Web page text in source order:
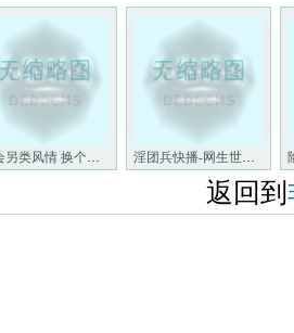
都会另类风情 换个角度缓游上 淫团兵快播-网生世小说-图片非
返回到